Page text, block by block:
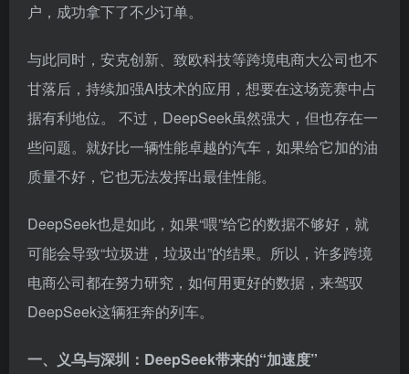
户，成功拿下了不少订单。
与此同时，安克创新、致欧科技等跨境电商大公司也不
甘落后，持续加强AI技术的应用，想要在这场竞赛中占
据有利地位。 不过，DeepSeek虽然强大，但也存在一
些问题。就好比一辆性能卓越的汽车，如果给它加的油
质量不好，它也无法发挥出最佳性能。
DeepSeek也是如此，如果“喂”给它的数据不够好，就
可能会导致“垃圾进，垃圾出”的结果。所以，许多跨境
电商公司都在努力研究，如何用更好的数据，来驾驭
DeepSeek这辆狂奔的列车。
一、义乌与深圳：DeepSeek带来的“加速度”